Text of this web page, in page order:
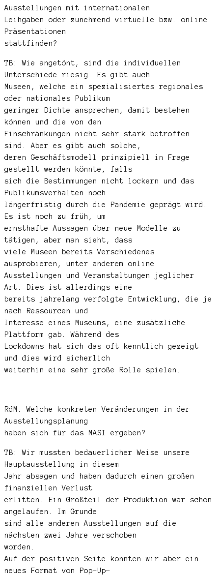
Ausstellungen mit internationalen
Leihgaben oder zunehmend virtuelle bzw. online
Präsentationen
stattfinden?
TB: Wie angetönt, sind die individuellen
Unterschiede riesig. Es gibt auch
Museen, welche ein spezialisiertes regionales
oder nationales Publikum
geringer Dichte ansprechen, damit bestehen
können und die von den
Einschränkungen nicht sehr stark betroffen
sind. Aber es gibt auch solche,
deren Geschäftsmodell prinzipiell in Frage
gestellt werden könnte, falls
sich die Bestimmungen nicht lockern und das
Publikumsverhalten noch
längerfristig durch die Pandemie geprägt wird.
Es ist noch zu früh, um
ernsthafte Aussagen über neue Modelle zu
tätigen, aber man sieht, dass
viele Museen bereits Verschiedenes
ausprobieren, unter anderem online
Ausstellungen und Veranstaltungen jeglicher
Art. Dies ist allerdings eine
bereits jahrelang verfolgte Entwicklung, die je
nach Ressourcen und
Interesse eines Museums, eine zusätzliche
Plattform gab. Während des
Lockdowns hat sich das oft kenntlich gezeigt
und dies wird sicherlich
weiterhin eine sehr große Rolle spielen.
RdM: Welche konkreten Veränderungen in der
Ausstellungsplanung
haben sich für das MASI ergeben?
TB: Wir mussten bedauerlicher Weise unsere
Hauptausstellung in diesem
Jahr absagen und haben dadurch einen großen
finanziellen Verlust
erlitten. Ein Großteil der Produktion war schon
angelaufen. Im Grunde
sind alle anderen Ausstellungen auf die
nächsten zwei Jahre verschoben
worden.
Auf der positiven Seite konnten wir aber ein
neues Format von Pop-Up-